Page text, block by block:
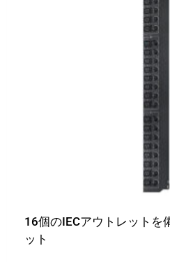
16個のIECアウトレットを
ット